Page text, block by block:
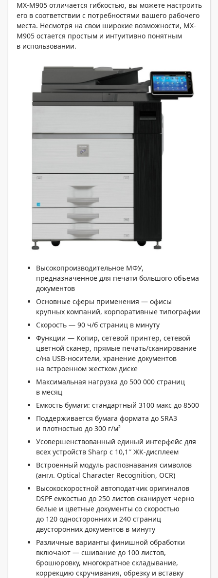
MX-M905 отличается гибкостью, вы можете настроить
его в соответствии с потребностями вашего рабочего
места. Несмотря на свои широкие возможности, MX-
M905 остается простым и интуитивно понятным
в использовании.
Высокопроизводительное МФУ,
предназначенное для печати большого объема
документов
Основные сферы применения — офисы
крупных компаний, корпоративные типографии
Скорость — 90 ч/б страниц в минуту
Функции — Копир, сетевой принтер, сетевой
цветной сканер, прямые печать/сканирование
с/на USB-носители, хранение документов
на встроенном жестком диске
Максимальная нагрузка до 500 000 страниц
в месяц
Емкость бумаги: стандартный 3100 макс до 8500
Поддерживается бумага формата до SRA3
и плотностью до 300 г/м²
Усовершенствованный единый интерфейс для
всех устройств Sharp с 10,1″ ЖК-дисплеем
Встроенный модуль распознавания символов
(англ. Optical Character Recognition, OCR)
Высокоскоростной автоподатчик оригиналов
DSPF емкостью до 250 листов сканирует черно
белые и цветные документы со скоростью
до 120 односторонних и 240 страниц
двусторонних документов в минуту
Различные варианты финишной обработки
включают — сшивание до 100 листов,
брошюровку, многократное складывание,
коррекцию скручивания, обрезку и вставку